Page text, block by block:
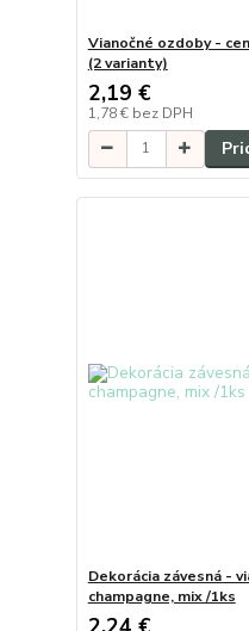
Vianočné ozdoby -
(2 varianty)
2,19 €
1,78 € bez DPH
Dekorácia závesná -
champagne, mix /1ks